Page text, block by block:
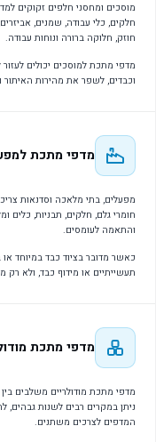
מוסכים ומחסני חלפים זקוקים
חלקים, כלי עבודה, שמנים,
חוזק, חלוקה ברורה ונוחות עבודה.
מדפי מתכת למוסכים יכולים לעזור
וכבדים, לשפר את מהירות
מדפי מתכת
מפעלים, בתי מלאכה וסדנאות
חומרי גלם, חלקים, תבניות, כלים
והתאמה לעומסים.
כאשר מדובר בציוד כבד במיוחד
תעשייתיים או מידוף כבד, ולא רק
מדפי מתכת
מדפי מתכת מודולריים משלבים
ניתן במקרים רבים לשנות גבהים,
המדפים לצרכים משתנים.